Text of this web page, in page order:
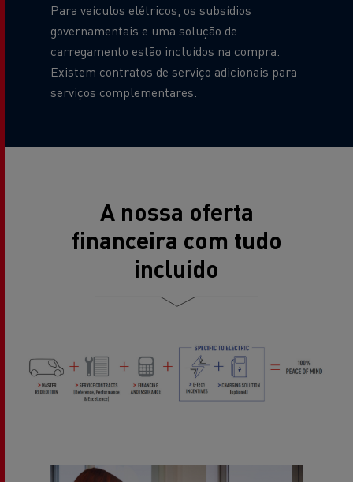
Para veículos elétricos, os subsídios
governamentais e uma solução de
carregamento estão incluídos na compra.
Existem contratos de serviço adicionais para
serviços complementares.
A nossa oferta
financeira com tudo
incluído